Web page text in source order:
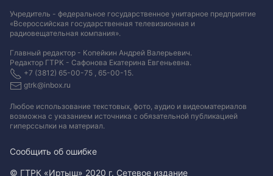
Учредитель - федеральное государственное унитарное предприятие
«Всероссийская государственная телевизионная и
радиовещательная компания».
Главный редактор - Копейкин Андрей Валерьевич.
Редактор ГТРК - Сафонова Екатерина Евгеньевна.
+7 (3812) 65-00-75 , 65-00-15.
gtrk@inbox.ru
Любое использование текстовых, фото, аудио и видеоматериалов
возможна с указанием источника с обязательной публикацией
гиперссылки на материал.
Сообщить об ошибке
© ГТРК «Иртыш» 2020 г. Сетевое издание